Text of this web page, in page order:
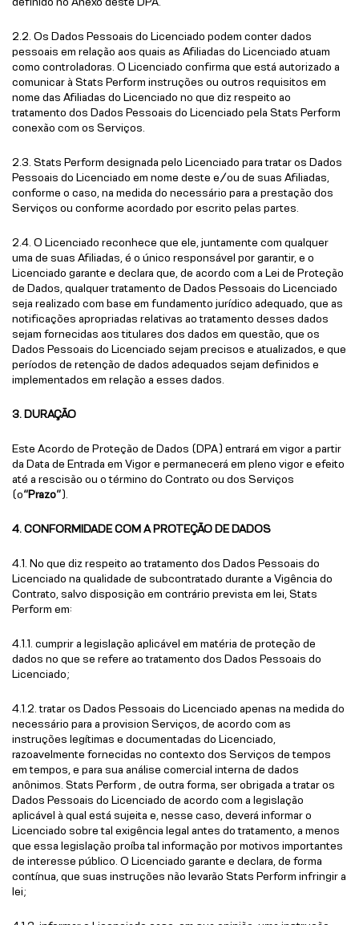
2.2. Os Dados Pessoais do Licenciado podem conter dados
pessoais em relação aos quais as Afiliadas do Licenciado atuam
como controladoras. O Licenciado confirma que está autorizado a
comunicar à Stats Perform instruções ou outros requisitos em
nome das Afiliadas do Licenciado no que diz respeito ao
tratamento dos Dados Pessoais do Licenciado pela Stats Perform
conexão com os Serviços.
2.3. Stats Perform designada pelo Licenciado para tratar os Dados
Pessoais do Licenciado em nome deste e/ou de suas Afiliadas,
conforme o caso, na medida do necessário para a prestação dos
Serviços ou conforme acordado por escrito pelas partes.
2.4. O Licenciado reconhece que ele, juntamente com qualquer
uma de suas Afiliadas, é o único responsável por garantir, e o
Licenciado garante e declara que, de acordo com a Lei de Proteção
de Dados, qualquer tratamento de Dados Pessoais do Licenciado
seja realizado com base em fundamento jurídico adequado, que as
notificações apropriadas relativas ao tratamento desses dados
sejam fornecidas aos titulares dos dados em questão, que os
Dados Pessoais do Licenciado sejam precisos e atualizados, e que
períodos de retenção de dados adequados sejam definidos e
implementados em relação a esses dados.
3. DURAÇÃO
Este Acordo de Proteção de Dados (DPA) entrará em vigor a partir
da Data de Entrada em Vigor e permanecerá em pleno vigor e efeito
até a rescisão ou o término do Contrato ou dos Serviços
(o“Prazo”).
4. CONFORMIDADE COM A PROTEÇÃO DE DADOS
4.1. No que diz respeito ao tratamento dos Dados Pessoais do
Licenciado na qualidade de subcontratado durante a Vigência do
Contrato, salvo disposição em contrário prevista em lei, Stats
Perform em:
4.1.1. cumprir a legislação aplicável em matéria de proteção de
dados no que se refere ao tratamento dos Dados Pessoais do
Licenciado;
4.1.2. tratar os Dados Pessoais do Licenciado apenas na medida do
necessário para a provision Serviços, de acordo com as
instruções legítimas e documentadas do Licenciado,
razoavelmente fornecidas no contexto dos Serviços de tempos
em tempos, e para sua análise comercial interna de dados
anônimos. Stats Perform , de outra forma, ser obrigada a tratar os
Dados Pessoais do Licenciado de acordo com a legislação
aplicável à qual está sujeita e, nesse caso, deverá informar o
Licenciado sobre tal exigência legal antes do tratamento, a menos
que essa legislação proíba tal informação por motivos importantes
de interesse público. O Licenciado garante e declara, de forma
contínua, que suas instruções não levarão Stats Perform infringir a
lei;